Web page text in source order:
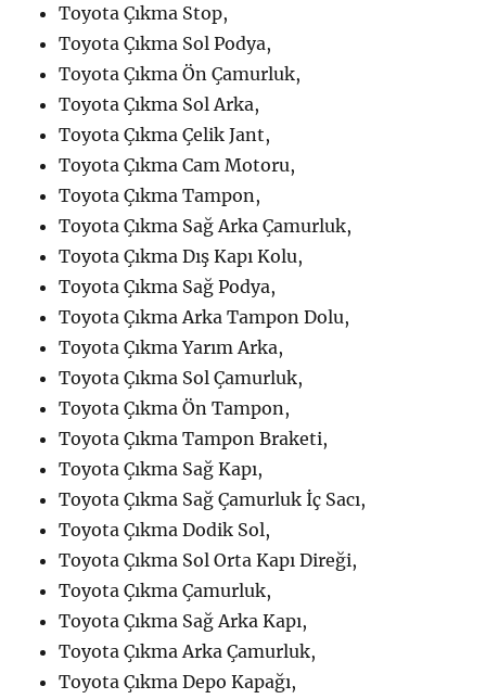
Toyota Çıkma Stop,
Toyota Çıkma Sol Podya,
Toyota Çıkma Ön Çamurluk,
Toyota Çıkma Sol Arka,
Toyota Çıkma Çelik Jant,
Toyota Çıkma Cam Motoru,
Toyota Çıkma Tampon,
Toyota Çıkma Sağ Arka Çamurluk,
Toyota Çıkma Dış Kapı Kolu,
Toyota Çıkma Sağ Podya,
Toyota Çıkma Arka Tampon Dolu,
Toyota Çıkma Yarım Arka,
Toyota Çıkma Sol Çamurluk,
Toyota Çıkma Ön Tampon,
Toyota Çıkma Tampon Braketi,
Toyota Çıkma Sağ Kapı,
Toyota Çıkma Sağ Çamurluk İç Sacı,
Toyota Çıkma Dodik Sol,
Toyota Çıkma Sol Orta Kapı Direği,
Toyota Çıkma Çamurluk,
Toyota Çıkma Sağ Arka Kapı,
Toyota Çıkma Arka Çamurluk,
Toyota Çıkma Depo Kapağı,